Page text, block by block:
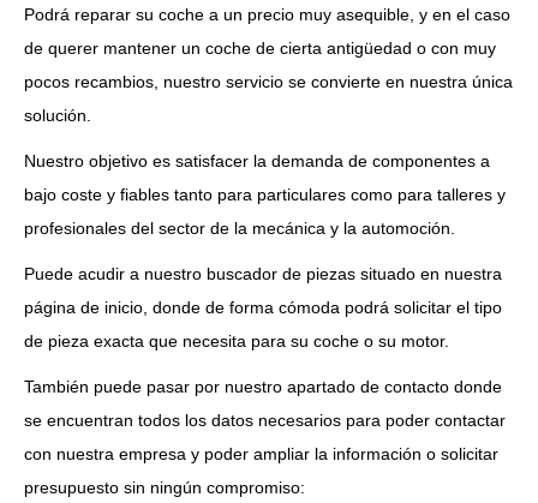
Podrá reparar su coche a un precio muy asequible, y en el caso
de querer mantener un coche de cierta antigüedad o con muy
pocos recambios, nuestro servicio se convierte en nuestra única
solución.
Nuestro objetivo es satisfacer la demanda de componentes a
bajo coste y fiables tanto para particulares como para talleres y
profesionales del sector de la mecánica y la automoción.
Puede acudir a nuestro buscador de piezas situado en nuestra
página de inicio, donde de forma cómoda podrá solicitar el tipo
de pieza exacta que necesita para su coche o su motor.
También puede pasar por nuestro apartado de contacto donde
se encuentran todos los datos necesarios para poder contactar
con nuestra empresa y poder ampliar la información o solicitar
presupuesto sin ningún compromiso: